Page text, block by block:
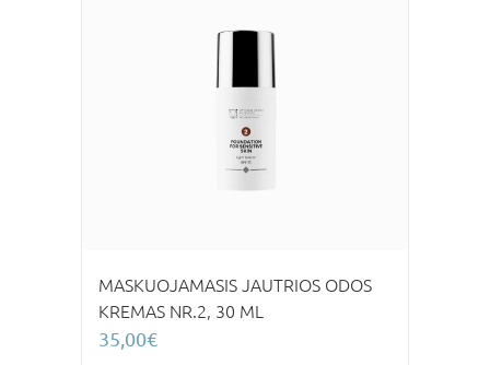
MASKUOJAMASIS JAUTRIOS ODOS
KREMAS NR.2, 30 ML
35,00€